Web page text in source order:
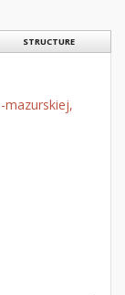
STRUCTURE
mazurskiej,